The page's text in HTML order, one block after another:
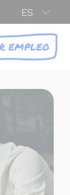
ES
EMPLEO